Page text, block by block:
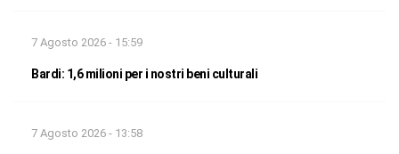
7 Agosto 2026 - 15:59
Bardi: 1,6 milioni per i nostri beni culturali
7 Agosto 2026 - 13:58